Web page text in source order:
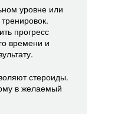
уровне или
прогресс
времени и
стероиды.
в желаемый